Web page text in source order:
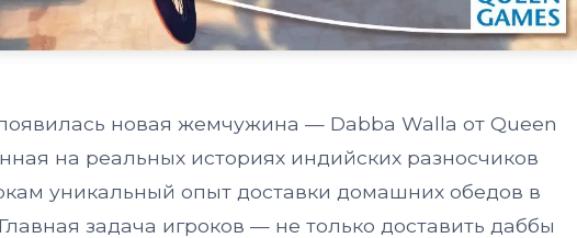
новая жемчужина — Dabba Walla от Queen
на реальных историях индийских разносчиков
уникальный опыт доставки домашних обедов в
задача игроков — не только доставить даббы